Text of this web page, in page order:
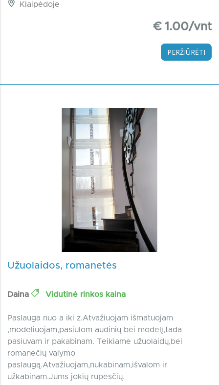
Klaipėdoje
€ 1.00/vnt
PERŽIŪRĖTI
Užuolaidos, romanetės
Daina Vidutinė rinkos kaina
Paslauga nuo a iki z.Atvažiuojam išmatuojam
,modeliuojam,pasiūlom audinių bei modelį,tada
pasiuvam ir pakabinam. Teikiame užuolaidų,bei
romanečių valymo
paslaugą.Atvažiuojam,nukabinam,išvalom ir
užkabinam.Jums jokių rūpesčių.